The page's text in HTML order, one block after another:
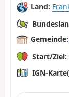
Land:
Gemeinde:
Start/Ziel:
IGN-